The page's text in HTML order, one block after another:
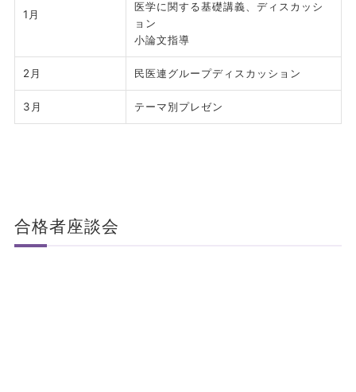
1月
医学に関する基礎講義、ディスカッシ
ョン
小論文指導
2月 民医連グループディスカッション
3月 テーマ別プレゼン
合格者座談会